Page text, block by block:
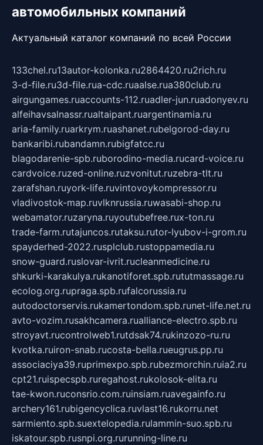
автомобильных компаний
Актуальный каталог компаний по всей России
133chel.ru13autor-kolonka.ru2864420.ru2rich.ru
3-d-file.ru3d-file.rua-cdc.ruaalse.rua380club.ru
airgungames.ruaccounts-112.ruadler-jun.ruadonyev.ru
alfeihavsalnassr.rualtaipant.ruargentinamia.ru
aria-family.ruarkrym.ruashanet.rubelgorod-day.ru
bankaribi.rubandamn.rubigfatcc.ru
blagodarenie-spb.ruborodino-media.rucard-voice.ru
cardvoice.ruzed-online.ruzvonitut.ruzebra-tlt.ru
zarafshan.ruyork-life.ruvintovoykompressor.ru
vladivostok-map.ruvlknrussia.ruwasabi-shop.ru
webamator.ruzaryna.ruyoutubefree.rux-ton.ru
trade-farm.rutajuncos.rutaksu.rutor-lyubov-i-grom.ru
spayderhed-2022.rusplclub.rustoppamedia.ru
snow-guard.ruslovar-ivrit.rucleanmedicine.ru
shkurki-karakulya.rukanotiforet.spb.rututmassage.ru
ecolog.org.rupraga.spb.rufalcorussia.ru
autodoctorservis.rukamertondom.spb.runet-life.net.ru
avto-vozim.rusakhcamera.rualliance-electro.spb.ru
stroyavt.rucontrolweb1.rutdsak74.rukinzozo-ru.ru
kvotka.ruiron-snab.rucosta-bella.rueugrus.pp.ru
associaciya39.ruprimexpo.spb.rubezmorchin.ruia2.ru
cpt21.ruispecspb.ruregahost.rukolosok-elita.ru
tae-kwon.ruconsrio.com.ruinsiam.ruavegainfo.ru
archery161.rubigencyclica.ruvlast16.rukorru.net
sarmiento.spb.suextelopedia.rulammin-suo.spb.ru
iskatour.spb.rusnpi.org.rurunning-line.ru